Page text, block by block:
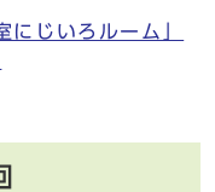
じいろルーム」